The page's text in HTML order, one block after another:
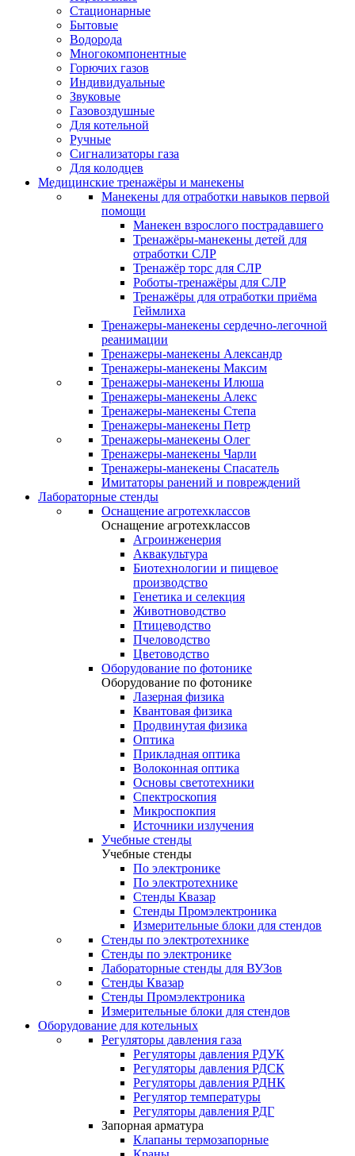
Стационарные
Бытовые
Водорода
Многокомпонентные
Горючих газов
Индивидуальные
Звуковые
Газовоздушные
Для котельной
Ручные
Сигнализаторы газа
Для колодцев
Медицинские тренажёры и манекены
Манекены для отработки навыков первой
помощи
Манекен взрослого пострадавшего
Тренажёры-манекены детей для
отработки СЛР
Тренажёр торс для СЛР
Роботы-тренажёры для СЛР
Тренажёры для отработки приёма
Геймлиха
Тренажеры-манекены сердечно-легочной
реанимации
Тренажеры-манекены Александр
Тренажеры-манекены Максим
Тренажеры-манекены Илюша
Тренажеры-манекены Алекс
Тренажеры-манекены Степа
Тренажеры-манекены Петр
Тренажеры-манекены Олег
Тренажеры-манекены Чарли
Тренажеры-манекены Спасатель
Имитаторы ранений и повреждений
Лабораторные стенды
Оснащение агротехклассов
Оснащение агротехклассов
Агроинженерия
Аквакультура
Биотехнологии и пищевое
производство
Генетика и селекция
Животноводство
Птицеводство
Пчеловодство
Цветоводство
Оборудование по фотонике
Оборудование по фотонике
Лазерная физика
Квантовая физика
Продвинутая физика
Оптика
Прикладная оптика
Волоконная оптика
Основы светотехники
Спектроскопия
Микроспокпия
Источники излучения
Учебные стенды
Учебные стенды
По электронике
По электротехнике
Стенды Квазар
Стенды Промэлектроника
Измерительные блоки для стендов
Стенды по электротехнике
Стенды по электронике
Лабораторные стенды для ВУЗов
Стенды Квазар
Стенды Промэлектроника
Измерительные блоки для стендов
Оборудование для котельных
Регуляторы давления газа
Регуляторы давления РДУК
Регуляторы давления РДСК
Регуляторы давления РДНК
Регулятор температуры
Регуляторы давления РДГ
Запорная арматура
Клапаны термозапорные